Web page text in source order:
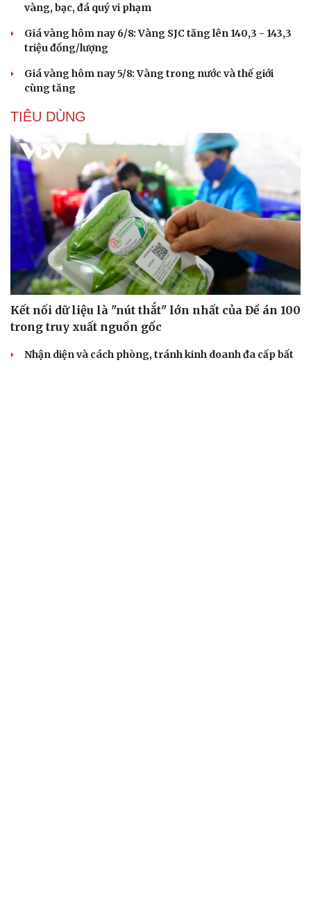
vàng, bạc, đá quý vi phạm
Giá vàng hôm nay 6/8: Vàng SJC tăng lên 140,3 - 143,3
triệu đồng/lượng
Giá vàng hôm nay 5/8: Vàng trong nước và thế giới
cùng tăng
TIÊU DÙNG
Kết nối dữ liệu là "nút thắt" lớn nhất của Đề án 100
trong truy xuất nguồn gốc
Nhận diện và cách phòng, tránh kinh doanh đa cấp bất